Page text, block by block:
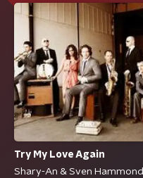
Try My Love Again
Shary-An & Sven Hammond